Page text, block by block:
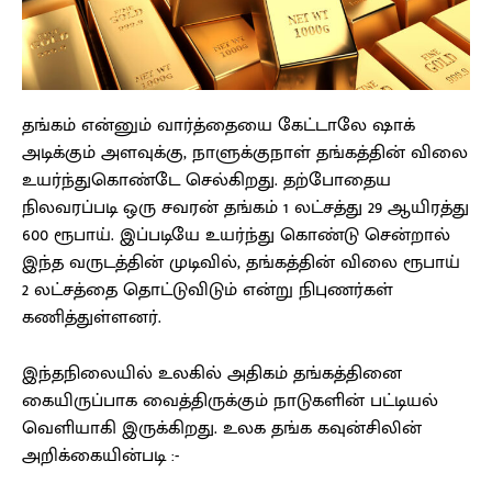
தங்கம் என்னும் வார்த்தையை கேட்டாலே ஷாக்
அடிக்கும் அளவுக்கு, நாளுக்குநாள் தங்கத்தின் விலை
உயர்ந்துகொண்டே செல்கிறது. தற்போதைய
நிலவரப்படி ஒரு சவரன் தங்கம் 1 லட்சத்து 29 ஆயிரத்து
600 ரூபாய். இப்படியே உயர்ந்து கொண்டு சென்றால்
இந்த வருடத்தின் முடிவில், தங்கத்தின் விலை ரூபாய்
2 லட்சத்தை தொட்டுவிடும் என்று நிபுணர்கள்
கணித்துள்ளனர்.
இந்தநிலையில் உலகில் அதிகம் தங்கத்தினை
கையிருப்பாக வைத்திருக்கும் நாடுகளின் பட்டியல்
வெளியாகி இருக்கிறது. உலக தங்க கவுன்சிலின்
அறிக்கையின்படி :-